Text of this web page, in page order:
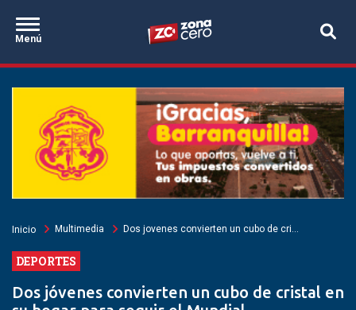
al
principal
Menú
Zona Cero
Destacados
Sobrescribir
de
ayuda
la
navegación
Inicio Multimedia Dos jovenes convierten un cubo de cri...
DEPORTES
Dos jóvenes convierten un cubo de cristal en